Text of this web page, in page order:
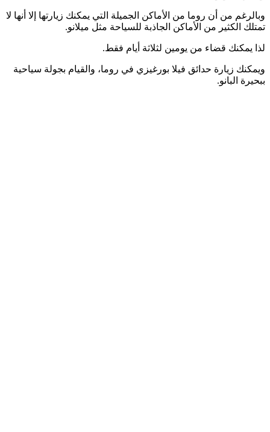
وبالرغم من أن روما من الأماكن الجميلة التي يمكنك زيارتها إلا أنها لا
تمتلك الكثير من الأماكن الجاذبة للسياحة مثل ميلانو.
لذا يمكنك قضاء من يومين لثلاثة أيام فقط.
ويمكنك زيارة حدائق فيلا بورغيزي في روما، والقيام بجولة سياحية
ببحيرة البانو.